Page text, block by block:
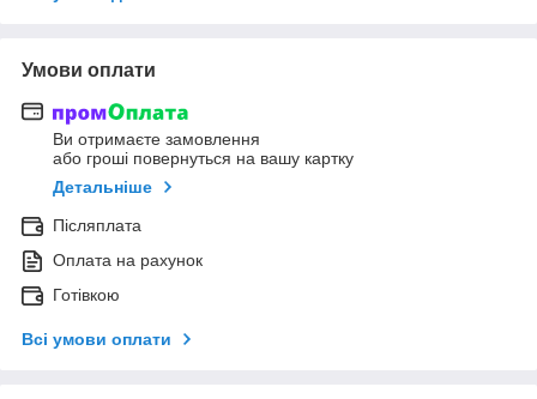
Умови оплати
Ви отримаєте замовлення
або гроші повернуться на вашу картку
Детальніше
Післяплата
Оплата на рахунок
Готівкою
Всі умови оплати